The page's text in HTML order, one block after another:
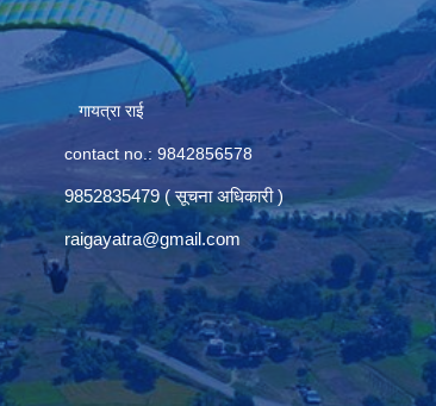
गायत्रा राई
contact no.: 9842856578
9852835479 ( सूचना अधिकारी )
raigayatra@gmail.com